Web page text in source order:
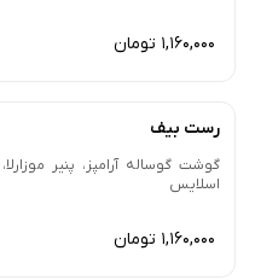
1,160,000 تومان
رست بیف
گوشت گوساله آرامپز، پنیر
اسلایس
1,160,000 تومان